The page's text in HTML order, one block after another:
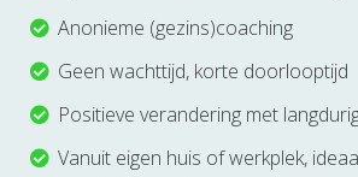
Anonieme (gezins)coaching
Geen wachttijd, korte doorlooptijd
Positieve verandering met
Vanuit eigen huis of werkplek,